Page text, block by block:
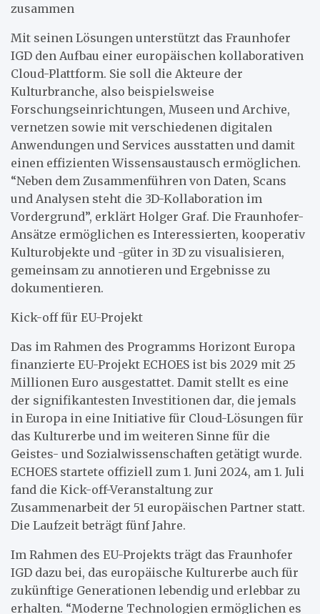
zusammen
Mit seinen Lösungen unterstützt das Fraunhofer
IGD den Aufbau einer europäischen kollaborativen
Cloud-Plattform. Sie soll die Akteure der
Kulturbranche, also beispielsweise
Forschungseinrichtungen, Museen und Archive,
vernetzen sowie mit verschiedenen digitalen
Anwendungen und Services ausstatten und damit
einen effizienten Wissensaustausch ermöglichen.
“Neben dem Zusammenführen von Daten, Scans
und Analysen steht die 3D-Kollaboration im
Vordergrund”, erklärt Holger Graf. Die Fraunhofer-
Ansätze ermöglichen es Interessierten, kooperativ
Kulturobjekte und -güter in 3D zu visualisieren,
gemeinsam zu annotieren und Ergebnisse zu
dokumentieren.
Kick-off für EU-Projekt
Das im Rahmen des Programms Horizont Europa
finanzierte EU-Projekt ECHOES ist bis 2029 mit 25
Millionen Euro ausgestattet. Damit stellt es eine
der signifikantesten Investitionen dar, die jemals
in Europa in eine Initiative für Cloud-Lösungen für
das Kulturerbe und im weiteren Sinne für die
Geistes- und Sozialwissenschaften getätigt wurde.
ECHOES startete offiziell zum 1. Juni 2024, am 1. Juli
fand die Kick-off-Veranstaltung zur
Zusammenarbeit der 51 europäischen Partner statt.
Die Laufzeit beträgt fünf Jahre.
Im Rahmen des EU-Projekts trägt das Fraunhofer
IGD dazu bei, das europäische Kulturerbe auch für
zukünftige Generationen lebendig und erlebbar zu
erhalten. “Moderne Technologien ermöglichen es